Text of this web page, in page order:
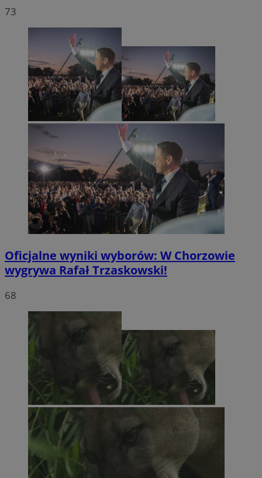
73
Oficjalne wyniki wyborów: W Chorzowie
wygrywa Rafał Trzaskowski!
68